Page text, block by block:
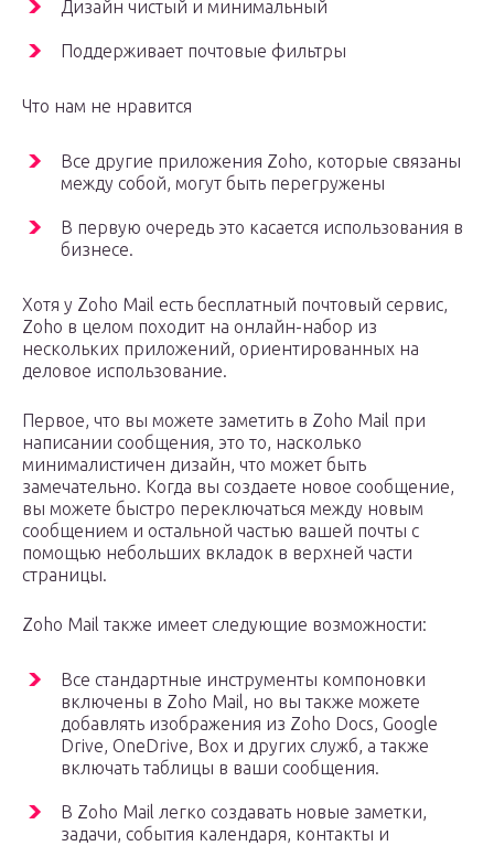
Дизайн чистый и минимальный
Поддерживает почтовые фильтры
Что нам не нравится
Все другие приложения Zoho, которые связаны
между собой, могут быть перегружены
В первую очередь это касается использования в
бизнесе.
Хотя у Zoho Mail есть бесплатный почтовый сервис,
Zoho в целом походит на онлайн-набор из
нескольких приложений, ориентированных на
деловое использование.
Первое, что вы можете заметить в Zoho Mail при
написании сообщения, это то, насколько
минималистичен дизайн, что может быть
замечательно. Когда вы создаете новое сообщение,
вы можете быстро переключаться между новым
сообщением и остальной частью вашей почты с
помощью небольших вкладок в верхней части
страницы.
Zoho Mail также имеет следующие возможности:
Все стандартные инструменты компоновки
включены в Zoho Mail, но вы также можете
добавлять изображения из Zoho Docs, Google
Drive, OneDrive, Box и других служб, а также
включать таблицы в ваши сообщения.
В Zoho Mail легко создавать новые заметки,
задачи, события календаря, контакты и